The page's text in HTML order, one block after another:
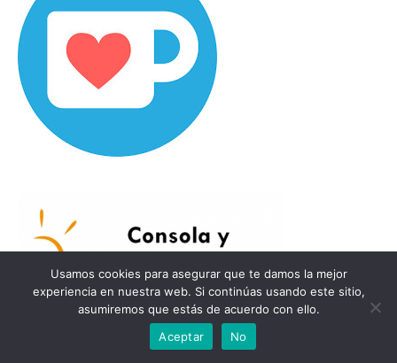
Usamos cookies para asegurar que te damos la mejor
experiencia en nuestra web. Si continúas usando este sitio,
asumiremos que estás de acuerdo con ello.
Aceptar
No